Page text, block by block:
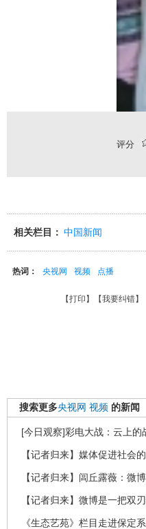
评分
相关栏目： 中国新闻
热词： 央视网 视频 点播
【打印 】【我要纠错】
搜索更多央视网 视频 的新闻
[今日观察]彩电大战：云上的
【记者归来】媒体促进社会
【记者归来】闾丘露薇：微
【记者归来】微博是一把双
《生态艺苑》栏目走进保定